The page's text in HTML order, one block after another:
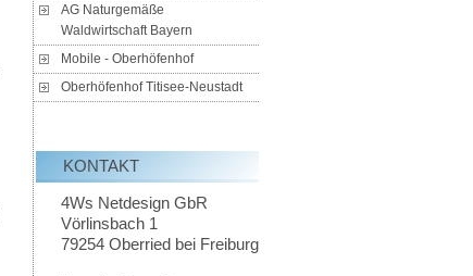
AG Naturgemäße
Waldwirtschaft Bayern
Mobile - Oberhöfenhof
Oberhöfenhof Titisee-Neustadt
KONTAKT
4Ws Netdesign GbR
Vörlinsbach 1
79254 Oberried bei Freiburg